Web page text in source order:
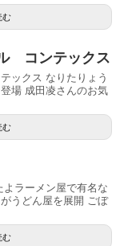
む
コンテックス
クス なりたりょう
場 成田凌さんのお気
む
ラーメン屋で有名な
うどん屋を展開 ごぼ
む